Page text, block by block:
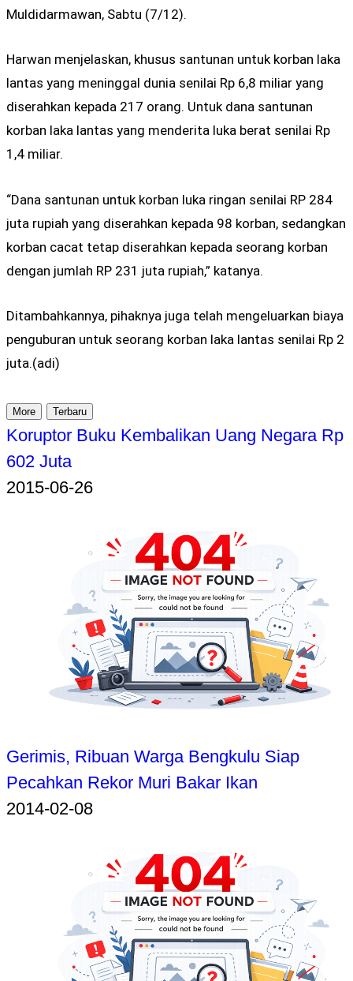
Muldidarmawan, Sabtu (7/12).
Harwan menjelaskan, khusus santunan untuk korban laka
lantas yang meninggal dunia senilai Rp 6,8 miliar yang
diserahkan kepada 217 orang. Untuk dana santunan
korban laka lantas yang menderita luka berat senilai Rp
1,4 miliar.
“Dana santunan untuk korban luka ringan senilai RP 284
juta rupiah yang diserahkan kepada 98 korban, sedangkan
korban cacat tetap diserahkan kepada seorang korban
dengan jumlah RP 231 juta rupiah,” katanya.
Ditambahkannya, pihaknya juga telah mengeluarkan biaya
penguburan untuk seorang korban laka lantas senilai Rp 2
juta.(adi)
More Terbaru
Koruptor Buku Kembalikan Uang Negara Rp
602 Juta
2015-06-26
Gerimis, Ribuan Warga Bengkulu Siap
Pecahkan Rekor Muri Bakar Ikan
2014-02-08